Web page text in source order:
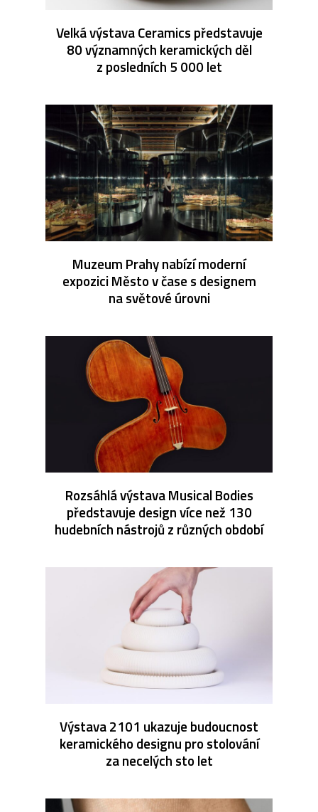
Velká výstava Ceramics představuje
80 významných keramických děl
z posledních 5 000 let
Muzeum Prahy nabízí moderní
expozici Město v čase s designem
na světové úrovni
Rozsáhlá výstava Musical Bodies
představuje design více než 130
hudebních nástrojů z různých období
Výstava 2101 ukazuje budoucnost
keramického designu pro stolování
za necelých sto let